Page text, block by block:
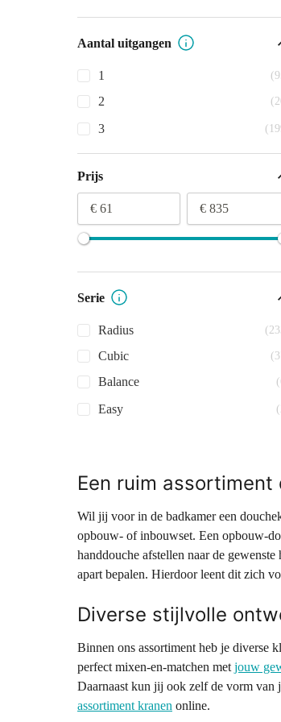
Aantal uitgangen
1
2
3
Prijs
€ 61 € 835
Serie
Radius
Cubic
Balance
Easy
Een ruim
Wil jij voor in de badkamer een
opbouw- of inbouwset. Een opbouw-
handdouche afstellen naar de
apart bepalen. Hierdoor leent dit zich
Diverse stijlvolle
Binnen ons assortiment heb je diverse
perfect mixen-en-matchen met jouw
Daarnaast kun jij ook zelf de vorm
assortiment kranen online.